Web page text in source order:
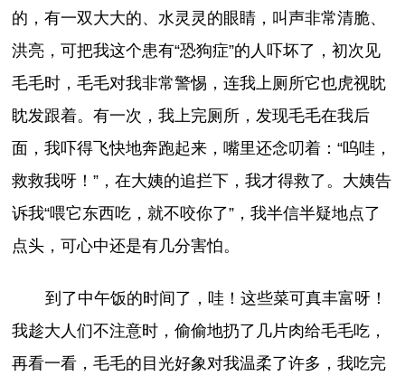
的，有一双大大的、水灵灵的眼睛，叫声非常清脆、
洪亮，可把我这个患有“恐狗症”的人吓坏了，初次见
毛毛时，毛毛对我非常警惕，连我上厕所它也虎视眈
眈发跟着。有一次，我上完厕所，发现毛毛在我后
面，我吓得飞快地奔跑起来，嘴里还念叨着：“呜哇，
救救我呀！”，在大姨的追拦下，我才得救了。大姨告
诉我“喂它东西吃，就不咬你了”，我半信半疑地点了
点头，可心中还是有几分害怕。
到了中午饭的时间了，哇！这些菜可真丰富呀！
我趁大人们不注意时，偷偷地扔了几片肉给毛毛吃，
再看一看，毛毛的目光好象对我温柔了许多，我吃完